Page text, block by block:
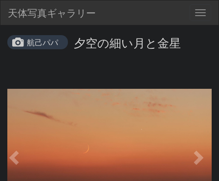
天体写真ギャラリー
航己パパ 夕空の細い月と金星